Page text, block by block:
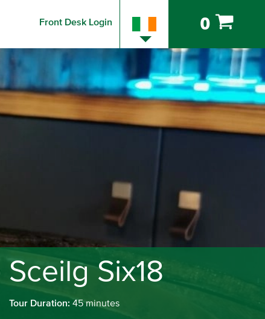
Front Desk Login 0
Six18
Tour Duration:45 minutes